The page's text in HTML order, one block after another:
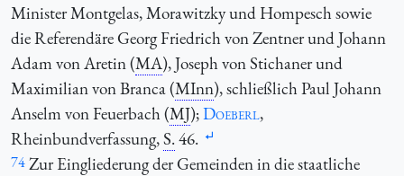
Minister Montgelas, Morawitzky und Hompesch sowie
die Referendäre Georg Friedrich von Zentner und Johann
Adam von Aretin (MA), Joseph von Stichaner und
Maximilian von Branca (MInn), schließlich Paul Johann
Anselm von Feuerbach (MJ);Doeberl,
Rheinbundverfassung,S.46.
74Zur Eingliederung der Gemeinden in die staatliche